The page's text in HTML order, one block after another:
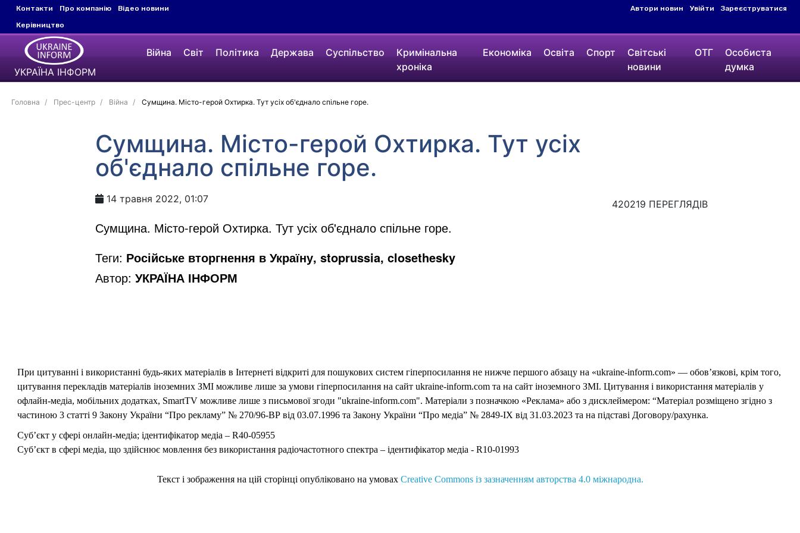
Контакти Про компанію
Відео новини
Керівництво
Автори новин Увійти Зареєструватися
УКРАЇНА ІНФОРМ
Війна Світ Політика Держава Суспільство
Кримінальна
хроніка
Економіка Освіта Спорт
Світські
новини
ОТГ
Особиста
думка
Головна Прес-центр Війна Сумщина. Місто-герой Охтирка. Тут усіх об'єднало спільне горе.
Сумщина. Місто-герой Охтирка. Тут усіх
об'єднало спільне горе.
14 травня 2022, 01:07 420219 ПЕРЕГЛЯДІВ
Сумщина. Місто-герой Охтирка. Тут усіх об'єднало спільне горе.
Теги: Російське вторгнення в Україну, stoprussia, closethesky
Автор: УКРАЇНА ІНФОРМ
При цитуванні і використанні будь-яких матеріалів в Інтернеті відкриті для пошукових систем гіперпосилання не нижче першого абзацу на «ukraine-inform.com» — обов’язкові, крім того,
цитування перекладів матеріалів іноземних ЗМІ можливе лише за умови гіперпосилання на сайт ukraine-inform.com та на сайт іноземного ЗМІ. Цитування і використання матеріалів у
офлайн-медіа, мобільних додатках, SmartTV можливе лише з письмової згоди "ukraine-inform.com". Матеріали з позначкою «Реклама» або з дисклеймером: “Матеріал розміщено згідно з
частиною 3 статті 9 Закону України “Про рекламу” № 270/96-ВР від 03.07.1996 та Закону України “Про медіа” № 2849-IX від 31.03.2023 та на підставі Договору/рахунка.
Суб’єкт у сфері онлайн-медіа; ідентифікатор медіа – R40-05955
Суб’єкт в сфері медіа, що здійснює мовлення без використання радіочастотного спектра – ідентифікатор медіа - R10-01993
Текст і зображення на цій сторінці опубліковано на умовах Creative Commons із зазначенням авторства 4.0 міжнародна.